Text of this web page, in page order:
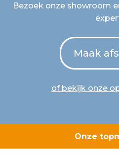
Bezoek onze showroom
Maak
of bekijk onze
Onze